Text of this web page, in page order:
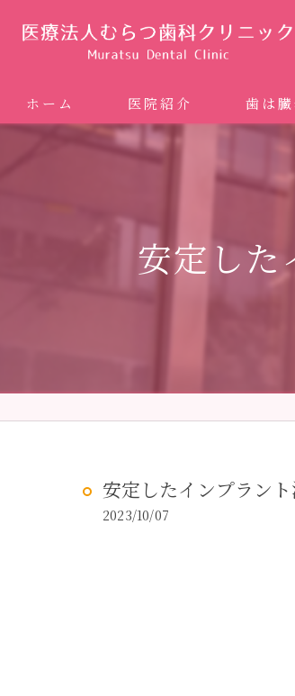
ホーム 医院紹介 歯は
安定した
安定したインプラン
2023/10/07